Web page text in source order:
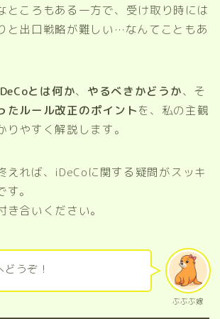
ところもある一方で、受け取り時には
と出口戦略が難しい…なんてこともあ
とは何か、 やるべきかどうか、そ
たルール改正のポイントを、私の主観
りやすく解説します。
えれば、iDeCoに関する疑問がスッキ
。
合いください。
ぶぶぶ嫁
うぞ！